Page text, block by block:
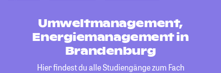
Umweltmanagement,
Energiemanagement in
Brandenburg
Hier findest du alle Studiengänge zum Fach